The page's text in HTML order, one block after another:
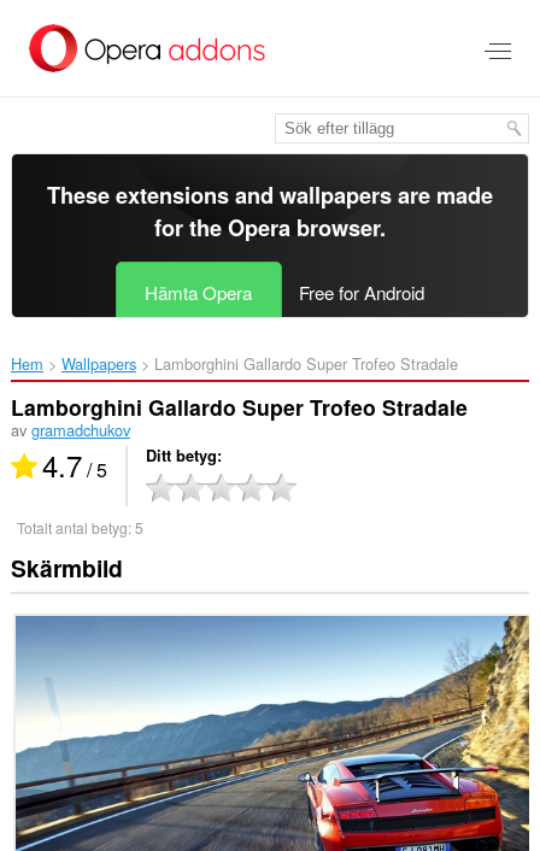
brödtexten
These extensions and wallpapers are made
for theOpera browser.
Hämta Opera Free for Android
Hem Wallpapers Lamborghini Gallardo Super Trofeo Stradale‎
Lamborghini Gallardo Super Trofeo Stradale
av gramadchukov
4.7/ 5 Ditt betyg
Totalt antal betyg:5
Skärmbild